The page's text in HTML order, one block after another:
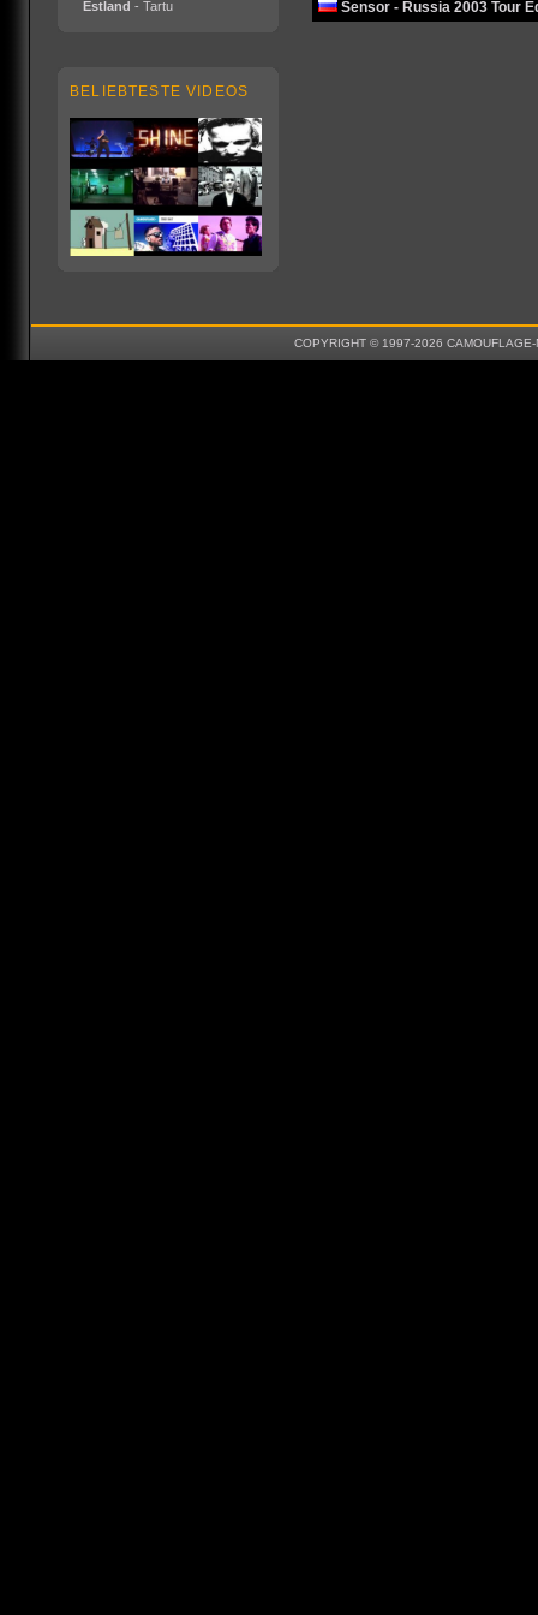
Estland - Tartu
BELIEBTESTE VIDEOS
Sensor - Russia 2003 Tour
COPYRIGHT © 1997-2026 CAMOUFLAGE-